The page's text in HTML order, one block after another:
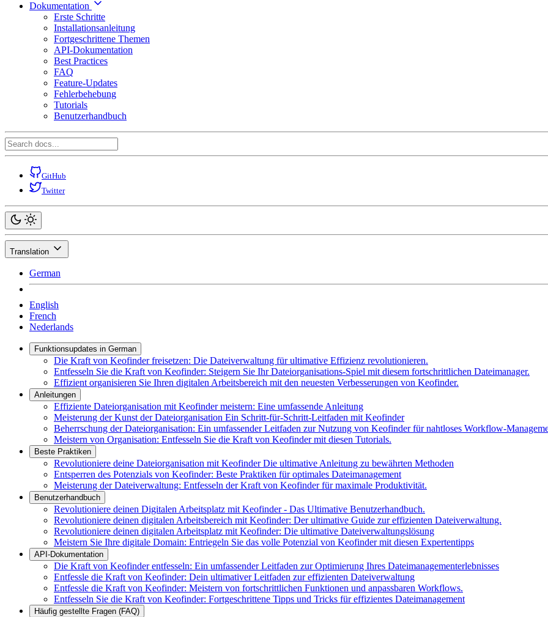
Dokumentation
Erste Schritte
Installationsanleitung
Fortgeschrittene Themen
API-Dokumentation
Best Practices
FAQ
Feature-Updates
Fehlerbehebung
Tutorials
Benutzerhandbuch
GitHub
Twitter
Translation
German
English
French
Nederlands
Funktionsupdates in German
Die Kraft von Keofinder freisetzen: Die Dateiverwaltung für ultimative Effizienz revolutionieren.
Entfesseln Sie die Kraft von Keofinder: Steigern Sie Ihr Dateiorganisations-Spiel mit diesem fortschrittlichen Dateimanager.
Effizient organisieren Sie Ihren digitalen Arbeitsbereich mit den neuesten Verbesserungen von Keofinder.
Anleitungen
Effiziente Dateiorganisation mit Keofinder meistern: Eine umfassende Anleitung
Meisterung der Kunst der Dateiorganisation Ein Schritt-für-Schritt-Leitfaden mit Keofinder
Beherrschung der Dateiorganisation: Ein umfassender Leitfaden zur Nutzung von Keofinder für nahtloses Workflow-
Meistern von Organisation: Entfesseln Sie die Kraft von Keofinder mit diesen Tutorials.
Beste Praktiken
Revolutioniere deine Dateiorganisation mit Keofinder Die ultimative Anleitung zu bewährten Methoden
Entsperren des Potenzials von Keofinder: Beste Praktiken für optimales Dateimanagement
Meisterung der Dateiverwaltung: Entfesseln der Kraft von Keofinder für maximale Produktivität.
Benutzerhandbuch
Revolutioniere deinen Digitalen Arbeitsplatz mit Keofinder - Das Ultimative Benutzerhandbuch.
Revolutioniere deinen digitalen Arbeitsbereich mit Keofinder: Der ultimative Guide zur effizienten Dateiverwaltung.
Revolutioniere deinen digitalen Arbeitsplatz mit Keofinder: Die ultimative Dateiverwaltungslösung
Meistern Sie Ihre digitale Domain: Entriegeln Sie das volle Potenzial von Keofinder mit diesen Expertentipps
API-Dokumentation
Die Kraft von Keofinder entfesseln: Ein umfassender Leitfaden zur Optimierung Ihres Dateimanagementerlebnisses
Entfessle die Kraft von Keofinder: Dein ultimativer Leitfaden zur effizienten Dateiverwaltung
Entfessle die Kraft von Keofinder: Meistern von fortschrittlichen Funktionen und anpassbaren Workflows.
Entfesseln Sie die Kraft von Keofinder: Fortgeschrittene Tipps und Tricks für effizientes Dateimanagement
Häufig gestellte Fragen (FAQ)